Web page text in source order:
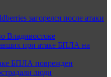
загорелся после атаки
Владивостоке
при атаке БПЛА на
БПЛА поврежден
люди